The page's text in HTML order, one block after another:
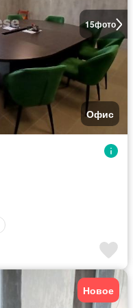
15фото
Офис
Новое